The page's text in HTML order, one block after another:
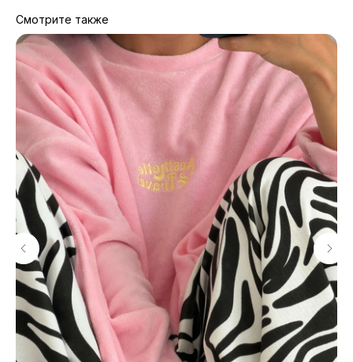
Смотрите также
МАГАЗИНЫ
Потрогать, примерить,
ВЛЮБИТЬСЯ И КУПИТЬ
наш бренд вы можете по адресу